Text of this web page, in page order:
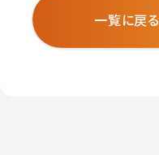
一覧に戻る